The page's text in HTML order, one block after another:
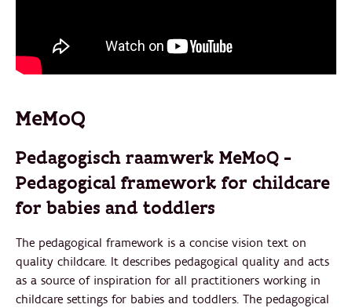
MeMoQ
Pedagogisch raamwerk MeMoQ -
Pedagogical framework for childcare
for babies and toddlers
The pedagogical framework is a concise vision text on
quality childcare. It describes pedagogical quality and acts
as a source of inspiration for all practitioners working in
childcare settings for babies and toddlers. The pedagogical